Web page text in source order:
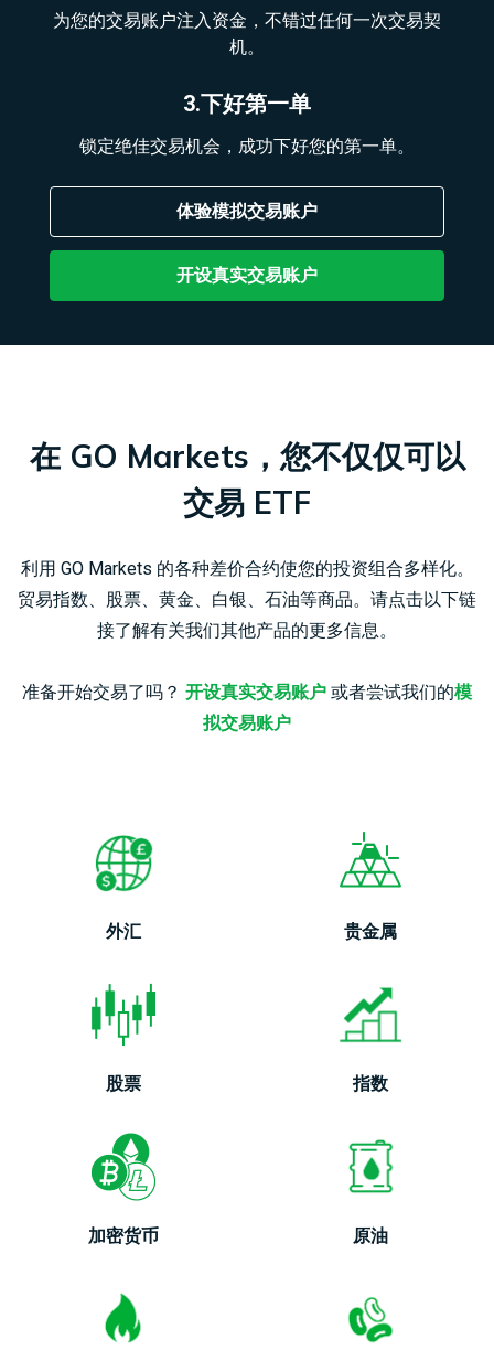
为您的交易账户注入资金，不错过任何一次交易契
机。
3.下好第一单
锁定绝佳交易机会，成功下好您的第一单。
体验模拟交易账户
开设真实交易账户
在 GO Markets，您不仅仅可以
交易 ETF
利用 GO Markets 的各种差价合约使您的投资组合多样化。
贸易指数、股票、黄金、白银、石油等商品。请点击以下链
接了解有关我们其他产品的更多信息。
准备开始交易了吗？ 开设真实交易账户 或者尝试我们的模
拟交易账户
外汇 贵金属
股票 指数
加密货币 原油